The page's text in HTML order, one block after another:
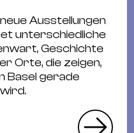
Ausstellungen
unterschiedliche
Geschichte
Orte, die zeigen,
Basel gerade